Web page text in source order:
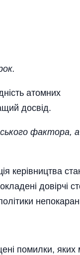
атомних
досвід.
фактора, а
керівництва
довірчі
помилки, яких